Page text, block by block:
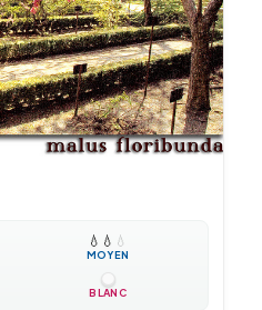
💧 💧 💧
MOYEN
BLANC